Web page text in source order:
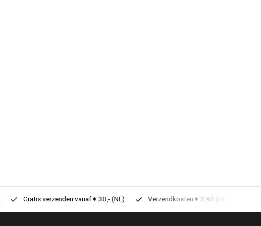
Gratis verzenden vanaf € 30,- (NL) Verzendkosten € 2,95 (NL)